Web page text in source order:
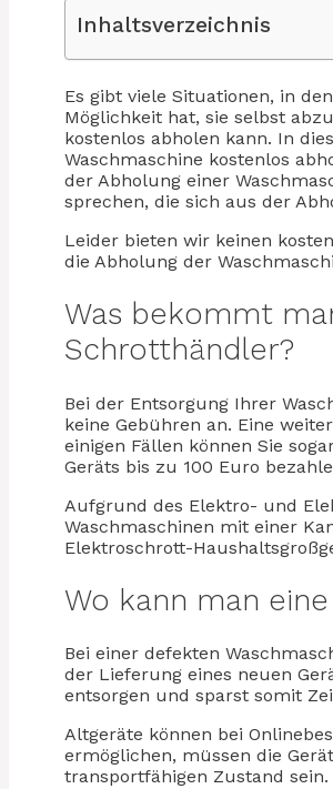
Inhaltsverzeichnis
Es gibt viele Situationen, in
Möglichkeit hat, sie selbst
kostenlos abholen kann. In
Waschmaschine kostenlos
der Abholung einer
sprechen, die sich aus der
Leider bieten wir keinen
die Abholung der
Was bekommt
Schrotthändler?
Bei der Entsorgung Ihrer
keine Gebühren an. Eine
einigen Fällen können Sie
Geräts bis zu 100 Euro
Aufgrund des Elektro- und
Waschmaschinen mit einer
Elektroschrott-
Wo kann man
Bei einer defekten
der Lieferung eines neuen
entsorgen und sparst somit
Altgeräte können bei
ermöglichen, müssen die
transportfähigen Zustand sein.